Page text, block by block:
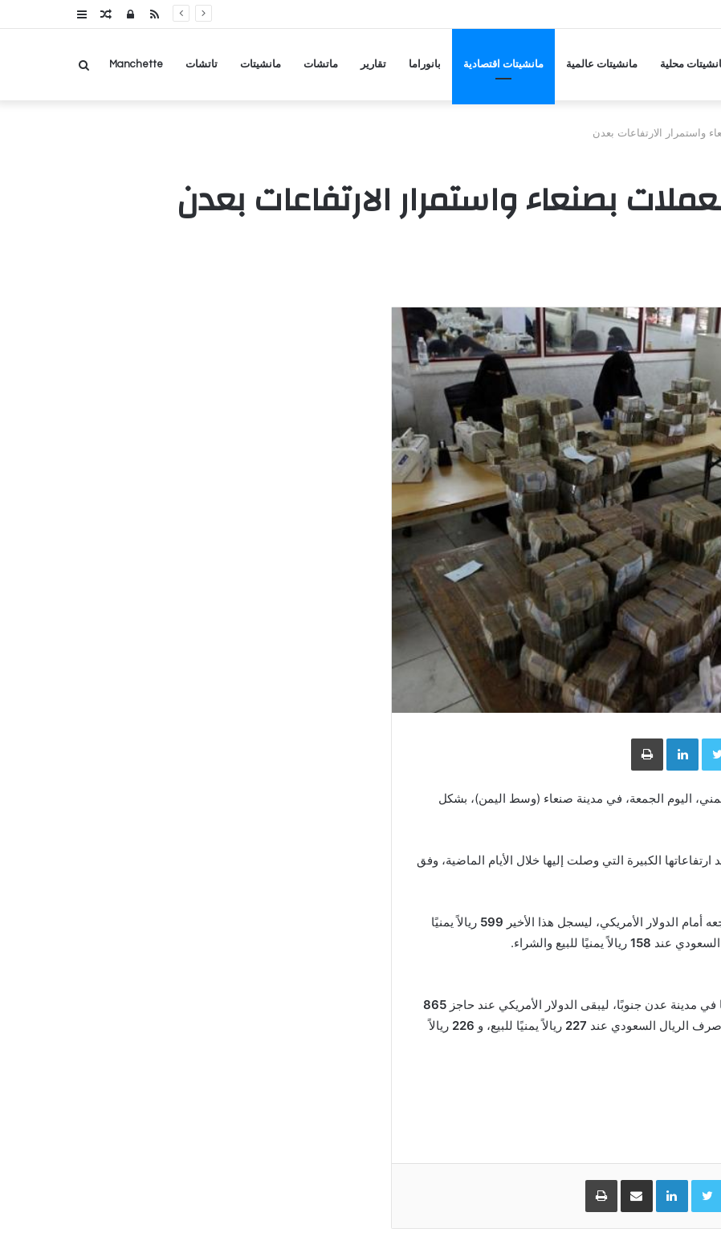
مع قرب انضمامه لطرابزون سبور عمودمقالتسجيلRSS
محلية مانشيتات عالمية مانشيتات اقتصادية بانوراما تقارير ماتشات مانشيتات تاتشات Manchette بحث
واستمرار الارتفاعات بعدن
بصنعاء واستمرار الارتفاعات بعدن
Twitter
LinkedInطباعة
اليوم الجمعة، في مدينة صنعاء (وسط اليمن)، بشكل
الكبيرة التي وصلت إليها خلال الأيام الماضية، وفق
الدولار الأمريكي، ليسجل هذا الأخير 599 ريالاً يمنيًا
السعودي عند 158 ريالاً يمنيًا للبيع والشراء.
مدينة عدن جنوبًا، ليبقى الدولار الأمريكي عند حاجز 865
صرف الريال السعودي عند 227 ريالاً يمنيًا للبيع، و 226 ريالاً
Twitter
LinkedInمشاركة عبر البريد طباعة